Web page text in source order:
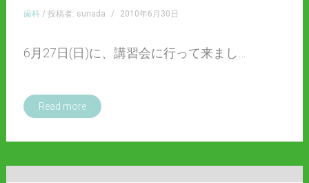
歯科/ 投稿者: sunada / 2010年6月30日
6月27日(日)に、講習会に行って来まし…
Read more